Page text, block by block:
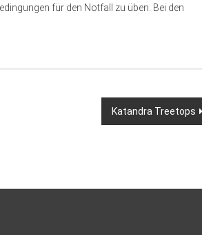
für den Notfall zu üben. Bei den
Katandra Treetops